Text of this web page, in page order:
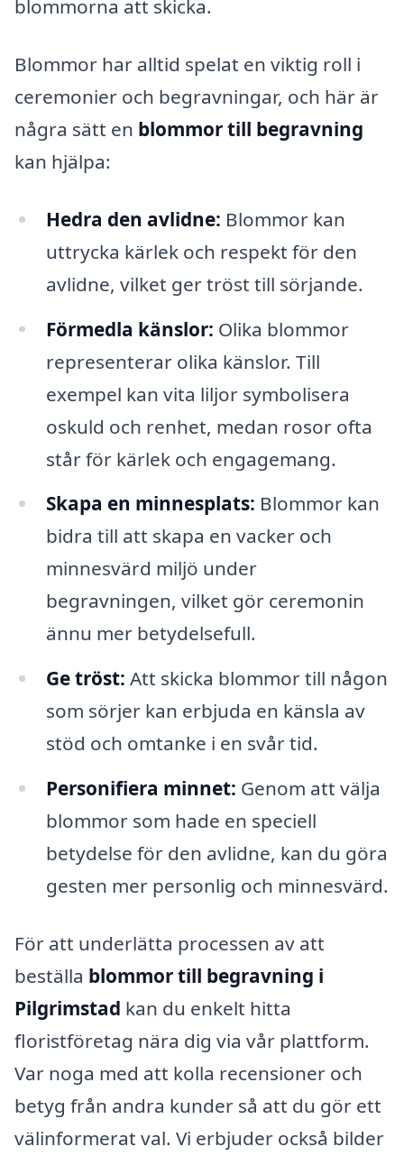
blommorna att skicka.
Blommor har alltid spelat en viktig roll i
ceremonier och begravningar, och här är
några sätt en blommor till begravning
kan hjälpa:
Hedra den avlidne: Blommor kan
uttrycka kärlek och respekt för den
avlidne, vilket ger tröst till sörjande.
Förmedla känslor: Olika blommor
representerar olika känslor. Till
exempel kan vita liljor symbolisera
oskuld och renhet, medan rosor ofta
står för kärlek och engagemang.
Skapa en minnesplats: Blommor kan
bidra till att skapa en vacker och
minnesvärd miljö under
begravningen, vilket gör ceremonin
ännu mer betydelsefull.
Ge tröst: Att skicka blommor till någon
som sörjer kan erbjuda en känsla av
stöd och omtanke i en svår tid.
Personifiera minnet: Genom att välja
blommor som hade en speciell
betydelse för den avlidne, kan du göra
gesten mer personlig och minnesvärd.
För att underlätta processen av att
beställa blommor till begravning i
Pilgrimstad kan du enkelt hitta
floristföretag nära dig via vår plattform.
Var noga med att kolla recensioner och
betyg från andra kunder så att du gör ett
välinformerat val. Vi erbjuder också bilder